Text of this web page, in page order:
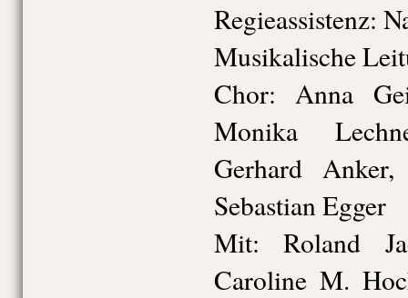
Regieassistenz:
Musikalische
Chor: Anna
Monika
Gerhard
Sebastian Egger
Mit: Roland
Caroline M.